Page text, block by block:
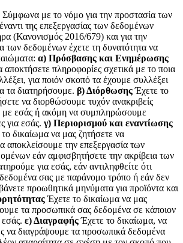
Σύμφωνα με το νόμο για την προστασία των
της επεξεργασίας των δεδομένων
(Κανονισμός 2016/679) και για την
των δεδομένων έχετε τη δυνατότητα να
α) Πρόσβασης και Ενημέρωσης
αποκτήσετε πληροφορίες σχετικά με το ποια
για ποιόν σκοπό τα έχουμε συλλέξει
τα διατηρήσουμε. β) ΔιόρθωσηςΈχετε το
να διορθώσουμε τυχόν ανακριβείς
με εσάς ή ακόμη να συμπληρώσουμε
για εσάς. γ) Περιορισμού και εναντίωσης
δικαίωμα να μας ζητήσετε να
αποκλείσουμε την επεξεργασία των
εάν αμφισβητήσετε την ακρίβεια των
για εσάς, εάν αντιληφθείτε ότι
σας με παράνομο τρόπο ή εάν δεν
προωθητικά μηνύματα για προϊόντα και
Έχετε το δικαίωμα να μας
τα προσωπικά σας δεδομένα σε κάποιον
ε) ΔιαγραφήςΈχετε το δικαίωμα, να
να διαγράψουμε τα προσωπικά δεδομένα